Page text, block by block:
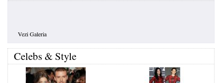
Vezi Galeria
Celebs & Style